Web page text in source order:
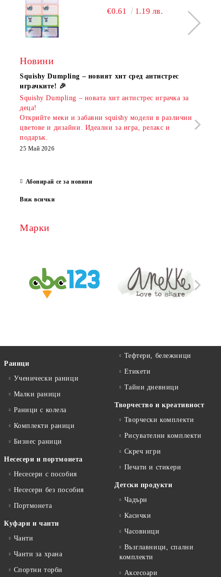
€0.61 1.19 лв.
Новини
Squishy Dumpling – новият хит сред антистрес
играчките! 🎉
Squishy Dumpling – новата хит антистрес играчка за
деца!
Открийте меки и забавни squishy модели в различни
цветове и дизайни. Идеални за игра, релакс и
подарък.
25 Май 2026
Абонирай се за новини
Виж всички
Марки
Раници
Ученически раници
Малки раници
Раници с колела
Комплекти раници
Бизнес раници
Несесери и портмонета
Несесери с пособия
Несесери без пособия
Портмонета
Куфари и чанти
Чанти
Чанти за храна
Спортни торби
Тефтери, бележници
Етикети
Тайни дневници
Творчество и креативност
Творчески комплекти
Рисувателни комплекти
Скреч игри
Печати и стикери
Детски продукти
Чадъри
Касички
Часовници
Възглавници, спални
комплекти
Аксесоари